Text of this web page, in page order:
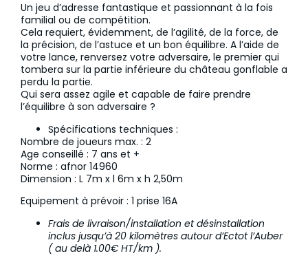
Un jeu d’adresse fantastique et passionnant à la fois
familial ou de compétition.
Cela requiert, évidemment, de l’agilité, de la force, de
la précision, de l’astuce et un bon équilibre. A l’aide de
votre lance, renversez votre adversaire, le premier qui
tombera sur la partie inférieure du château gonflable a
perdu la partie.
Qui sera assez agile et capable de faire prendre
l’équilibre à son adversaire ?
Spécifications techniques :
Nombre de joueurs max. : 2
Age conseillé : 7 ans et +
Norme : afnor 14960
Dimension : L 7m x l 6m x h 2,50m
Equipement à prévoir : 1 prise 16A
Frais de livraison/installation et désinstallation
inclus jusqu’à 20 kilomètres autour d’Ectot l’Auber
( au delà 1.00€ HT/km ).